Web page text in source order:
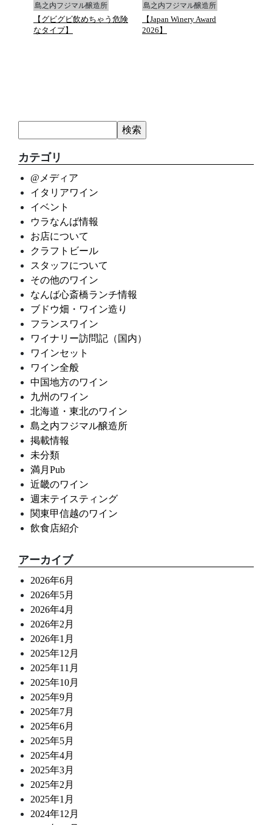
島之内フジマル醸造所
【グビグビ飲めちゃう危険
なタイプ】
島之内フジマル醸造所
【Japan Winery Award
2026】
カテゴリ
@メディア
イタリアワイン
イベント
ウラなんば情報
お店について
クラフトビール
スタッフについて
その他のワイン
なんば心斎橋ランチ情報
ブドウ畑・ワイン造り
フランスワイン
ワイナリー訪問記（国内）
ワインセット
ワイン全般
中国地方のワイン
九州のワイン
北海道・東北のワイン
島之内フジマル醸造所
掲載情報
未分類
満月Pub
近畿のワイン
週末テイスティング
関東甲信越のワイン
飲食店紹介
アーカイブ
2026年6月
2026年5月
2026年4月
2026年2月
2026年1月
2025年12月
2025年11月
2025年10月
2025年9月
2025年7月
2025年6月
2025年5月
2025年4月
2025年3月
2025年2月
2025年1月
2024年12月